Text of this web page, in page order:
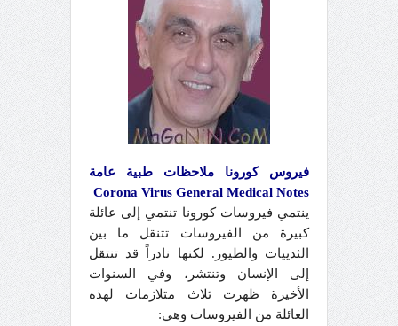
فيروس كورونا ملاحظات طبية عامة
Corona Virus General Medical Notes
ينتمي فيروسات كورونا تنتمي إلى عائلة
كبيرة من الفيروسات تتنقل ما بين
الثدييات والطيور. لكنها نادراً قد تنتقل
إلى الإنسان وتنتشر، وفي السنوات
الأخيرة ظهرت ثلاث متلازمات لهذه
العائلة من الفيروسات وهي: